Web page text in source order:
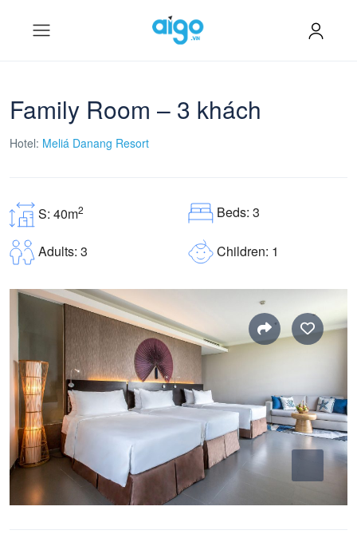
Family Room – 3 khách
Hotel: Meliá Danang Resort
S: 40m2 Beds: 3
Adults: 3 Children: 1